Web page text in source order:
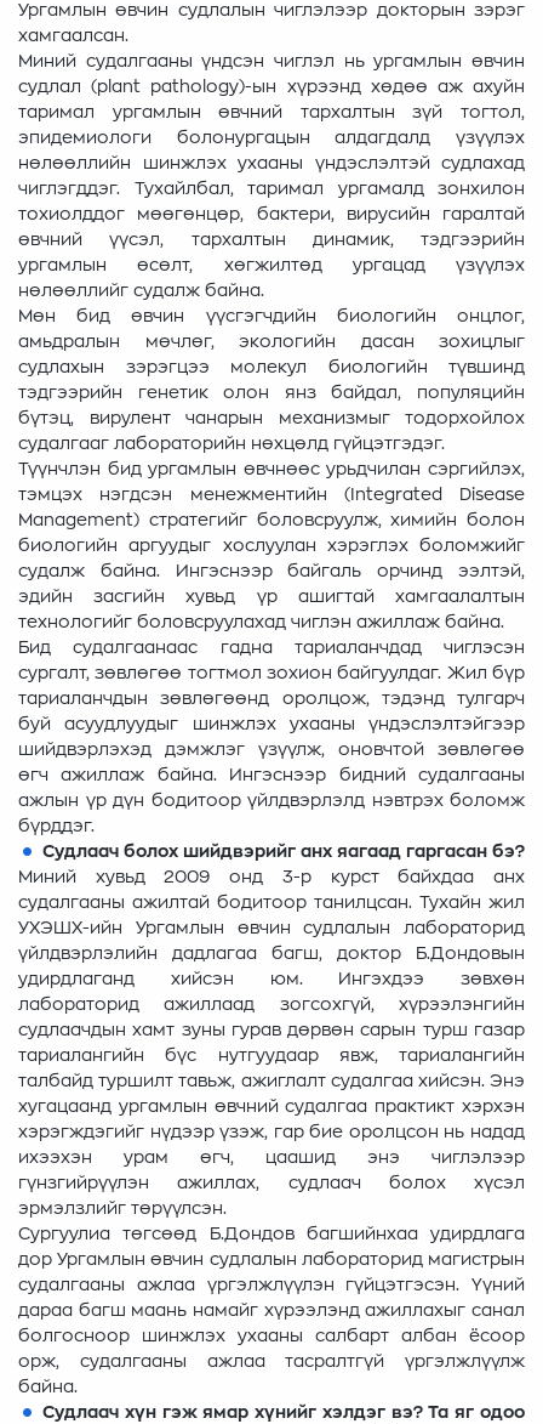
Ургамлын өвчин судлалын чиглэлээр докторын зэрэг
хамгаалсан.
Миний судалгааны үндсэн чиглэл нь ургамлын өвчин
судлал (plant pathology)-ын хүрээнд хөдөө аж ахуйн
таримал ургамлын өвчний тархалтын зүй тогтол,
эпидемиологи болонургацын алдагдалд үзүүлэх
нөлөөллийн шинжлэх ухааны үндэслэлтэй судлахад
чиглэгддэг. Тухайлбал, таримал ургамалд зонхилон
тохиолддог мөөгөнцөр, бактери, вирусийн гаралтай
өвчний үүсэл, тархалтын динамик, тэдгээрийн
ургамлын өсөлт, хөгжилтөд ургацад үзүүлэх
нөлөөллийг судалж байна.
Мөн бид өвчин үүсгэгчдийн биологийн онцлог,
амьдралын мөчлөг, экологийн дасан зохицлыг
судлахын зэрэгцээ молекул биологийн түвшинд
тэдгээрийн генетик олон янз байдал, популяцийн
бүтэц, вирулент чанарын механизмыг тодорхойлох
судалгааг лабораторийн нөхцөлд гүйцэтгэдэг.
Түүнчлэн бид ургамлын өвчнөөс урьдчилан сэргийлэх,
тэмцэх нэгдсэн менежментийн (Integrated Disease
Management) стратегийг боловсруулж, химийн болон
биологийн аргуудыг хослуулан хэрэглэх боломжийг
судалж байна. Ингэснээр байгаль орчинд ээлтэй,
эдийн засгийн хувьд үр ашигтай хамгаалалтын
технологийг боловсруулахад чиглэн ажиллаж байна.
Бид судалгаанаас гадна тариаланчдад чиглэсэн
сургалт, зөвлөгөө тогтмол зохион байгуулдаг. Жил бүр
тариаланчдын зөвлөгөөнд оролцож, тэдэнд тулгарч
буй асуудлуудыг шинжлэх ухааны үндэслэлтэйгээр
шийдвэрлэхэд дэмжлэг үзүүлж, оновчтой зөвлөгөө
өгч ажиллаж байна. Ингэснээр бидний судалгааны
ажлын үр дүн бодитоор үйлдвэрлэлд нэвтрэх боломж
бүрддэг.
Судлаач болох шийдвэрийг анх яагаад гаргасан бэ?
Миний хувьд 2009 онд 3-р курст байхдаа анх
судалгааны ажилтай бодитоор танилцсан. Тухайн жил
УХЭШХ-ийн Ургамлын өвчин судлалын лабораторид
үйлдвэрлэлийн дадлагаа багш, доктор Б.Дондовын
удирдлаганд хийсэн юм. Ингэхдээ зөвхөн
лабораторид ажиллаад зогсохгүй, хүрээлэнгийн
судлаачдын хамт зуны гурав дөрвөн сарын турш газар
тариалангийн бүс нутгуудаар явж, тариалангийн
талбайд туршилт тавьж, ажиглалт судалгаа хийсэн. Энэ
хугацаанд ургамлын өвчний судалгаа практикт хэрхэн
хэрэгждэгийг нүдээр үзэж, гар бие оролцсон нь надад
ихээхэн урам өгч, цаашид энэ чиглэлээр
гүнзгийрүүлэн ажиллах, судлаач болох хүсэл
эрмэлзлийг төрүүлсэн.
Сургуулиа төгсөөд Б.Дондов багшийнхаа удирдлага
дор Ургамлын өвчин судлалын лабораторид магистрын
судалгааны ажлаа үргэлжлүүлэн гүйцэтгэсэн. Үүний
дараа багш маань намайг хүрээлэнд ажиллахыг санал
болгосноор шинжлэх ухааны салбарт албан ёсоор
орж, судалгааны ажлаа тасралтгүй үргэлжлүүлж
байна.
Судлаач хүн гэж ямар хүнийг хэлдэг вэ? Та яг одоо